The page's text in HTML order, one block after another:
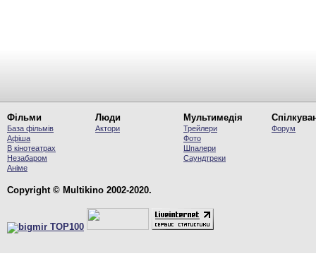
Фільми
База фільмів
Афіша
В кінотеатрах
Незабаром
Аніме
Люди
Актори
Мультимедія
Трейлери
Фото
Шпалери
Саундтреки
Форум
Copyright © Multikino 2002-2020.